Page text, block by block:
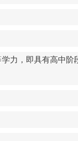
力，即具有高中阶